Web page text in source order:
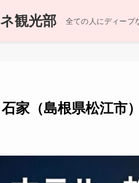
観光部 全ての人にディープ
家（島根県松江市